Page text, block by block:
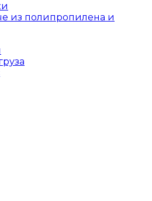
из полипропилена и